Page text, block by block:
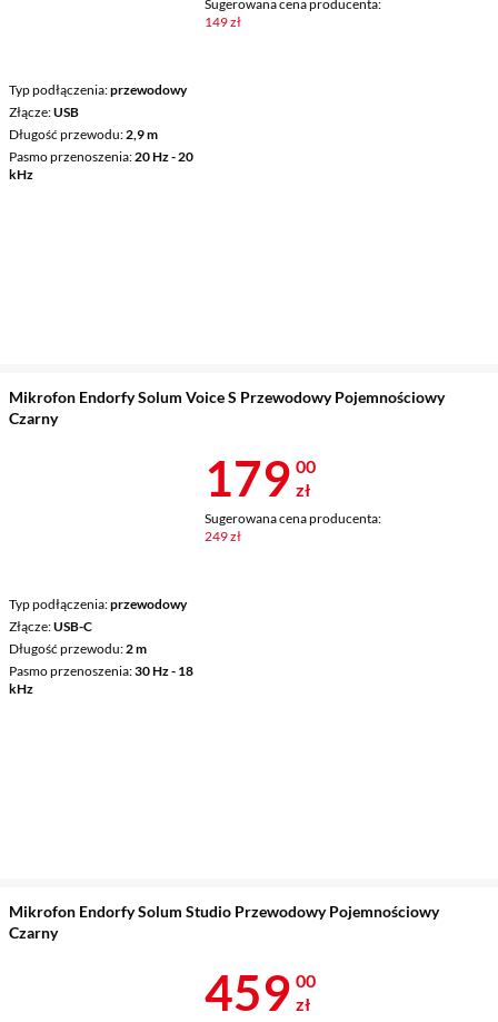
Typ podłączenia przewodowy
Złącze USB
Długość przewodu 2,9 m
Pasmo przenoszenia 20 Hz - 20
kHz
Sugerowana cena producenta:
149 zł
Mikrofon Endorfy Solum Voice S Przewodowy Pojemnościowy
Czarny
Typ podłączenia przewodowy
Złącze USB-C
Długość przewodu 2 m
Pasmo przenoszenia 30 Hz - 18
kHz
Cena 179 zł
179 00
zł
Sugerowana cena producenta:
249 zł
Mikrofon Endorfy Solum Studio Przewodowy Pojemnościowy
Czarny
Cena 459 zł
459 00
zł